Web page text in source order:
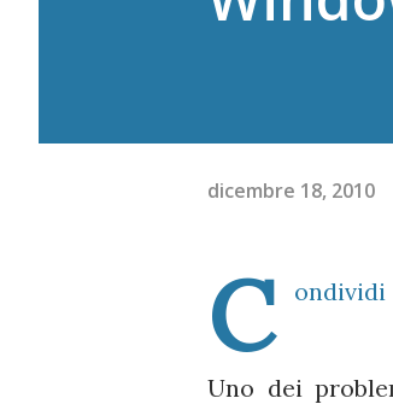
dicembre 18, 2010
C ondividi
Uno dei